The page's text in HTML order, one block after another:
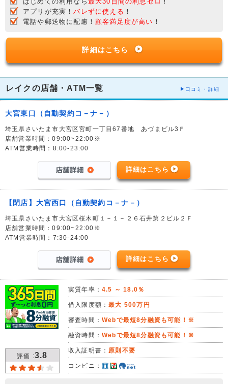
アプリが充実！バレずに使える ！
電話や郵送物に配慮！ 顧客満足度が高い ！
詳細はこちら
レイクの店舗・ATM一覧 口コミ・詳細
大宮東口（自動契約コ－ナ－）
埼玉県さいたま市大宮区宮町一丁目67番地 あづまビル3Ｆ
店舗営業時間：09:00~22:00※
ATM営業時間：8:00-23:00
詳細はこちら
【閉店】大宮西口（自動契約コ－ナ－）
埼玉県さいたま市大宮区桜木町１－１－２６石井第２ビル２Ｆ
店舗営業時間：09:00~22:00※
ATM営業時間：7:30-24:00
詳細はこちら
評価 :3.8
実質年率： 4.5 ～ 18.0％
借入限度額：最大 500万円
審査時間： Webで最短8分融資も可能！※
融資時間： Webで最短8分融資も可能！※
収入証明書： 原則不要
コンビニ：